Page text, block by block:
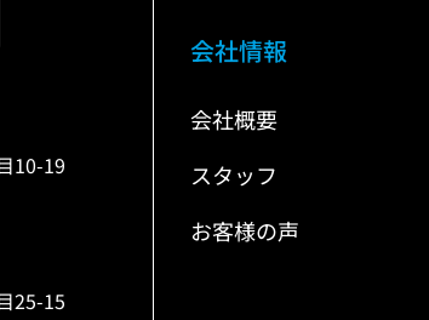
10-19
25-15
会社情報
会社概要
スタッフ
お客様の声